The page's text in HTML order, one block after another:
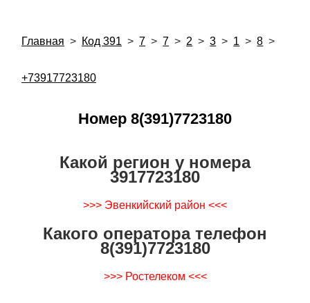
Главная > Код 391 > 7 > 7 > 2 > 3 > 1 > 8 >
+73917723180
Номер 8(391)7723180
Какой регион у номера
3917723180
>>> Эвенкийский район <<<
Какого оператора телефон
8(391)7723180
>>> Ростелеком <<<